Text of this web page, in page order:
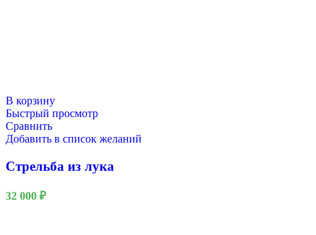
В корзину
Быстрый просмотр
Сравнить
Добавить в список желаний
Стрельба из лука
32 000 ₽